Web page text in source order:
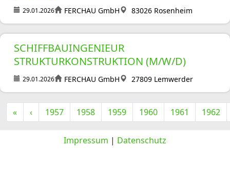
29.01.2026 FERCHAU GmbH 83026 Rosenheim
SCHIFFBAUINGENIEUR
STRUKTURKONSTRUKTION (M/W/D)
29.01.2026 FERCHAU GmbH 27809 Lemwerder
« ‹ 1957 1958 1959 1960 1961 1962
Impressum | Datenschutz